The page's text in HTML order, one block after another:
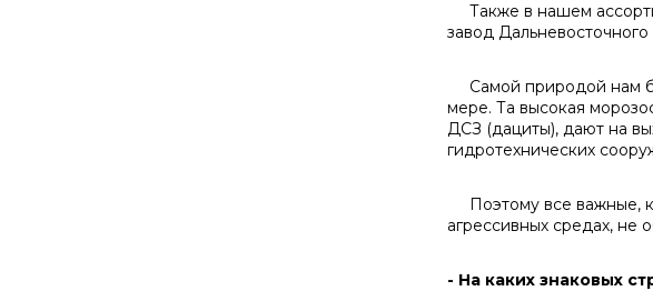
Также в нашем
завод
Самой природой нам
мере. Та высокая
ДСЗ (дациты), дают на
гидротехнических
Поэтому все важные,
агрессивных средах, не
- На каких знаковых